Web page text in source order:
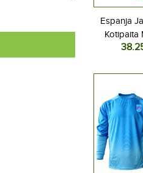
Espanja
Kotipaita